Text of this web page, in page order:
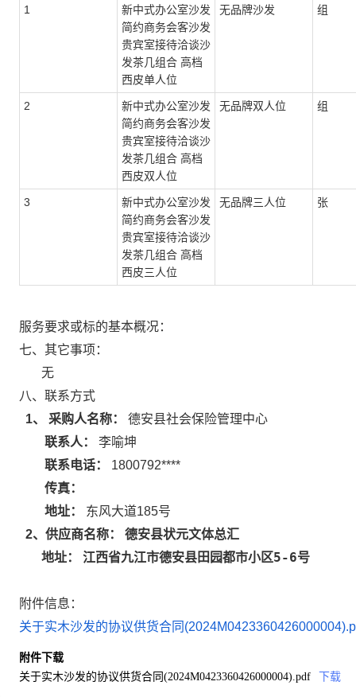
1
新中式办公室沙发
简约商务会客沙发
贵宾室接待洽谈沙
发茶几组合 高档
西皮单人位
无品牌沙发 组
2
新中式办公室沙发
简约商务会客沙发
贵宾室接待洽谈沙
发茶几组合 高档
西皮双人位
无品牌双人位 组
3
新中式办公室沙发
简约商务会客沙发
贵宾室接待洽谈沙
发茶几组合 高档
西皮三人位
无品牌三人位 张
服务要求或标的基本概况：
七、其它事项：
无
八、联系方式
1、 采购人名称：
德安县社会保险管理中心
联系人：
李喻坤
联系电话：
1800792****
传真：
地址：
东风大道185号
2、供应商名称： 德安县状元文体总汇
地址： 江西省九江市德安县田园都市小区5-6号
附件信息：
关于实木沙发的协议供货合同
附件下载
关于实木沙发的协议供货合同(2024M0423360426000004).pdf
下载